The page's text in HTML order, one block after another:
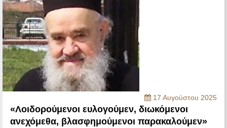
17 Αυγούστου 2025
«Λοιδορούμενοι ευλογούμεν, διωκόμενοι
ανεχόμεθα, βλασφημούμενοι παρακαλούμεν»